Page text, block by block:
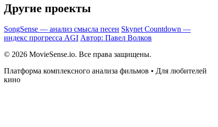
Другие проекты
SongSense — анализ смысла песен Skynet Countdown —
индекс прогресса AGI Автор: Павел Волков
© 2026 MovieSense.io. Все права защищены.
Платформа комплексного анализа фильмов • Для любителей
кино